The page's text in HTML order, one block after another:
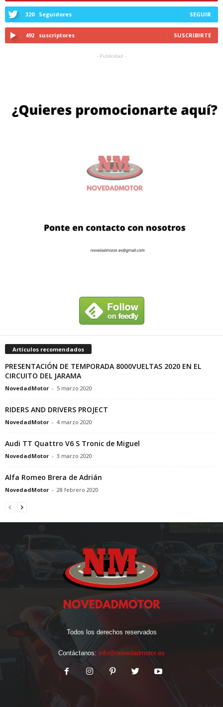
320 Seguidores SEGUIR
492 suscriptores SUSCRIBIRTE
- Publicidad -
Artículos recomendados
PRESENTACIÓN DE TEMPORADA 8000VUELTAS 2020 EN EL
CIRCUITO DEL JARAMA
NovedadMotor - 5 marzo 2020
RIDERS AND DRIVERS PROJECT
NovedadMotor - 4 marzo 2020
Audi TT Quattro V6 S Tronic de Miguel
NovedadMotor - 3 marzo 2020
Alfa Romeo Brera de Adrián
NovedadMotor - 28 febrero 2020
Todos los derechos reservados
Contáctanos: info@novedadmotor.es